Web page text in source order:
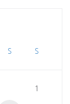
S S
1